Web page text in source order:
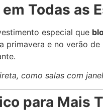
Todas as
especial que
e no verão de
como salas com
para Mais